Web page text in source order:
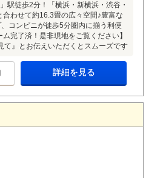
歩2分！「横浜・新横浜・渋谷・
わせて約16.3畳の広々空間♪豊富な
コンビニが徒歩5分圏内に揃う利便
完了済！是非現地をご覧ください】
』とお伝えいただくとスムーズです
詳細を見る